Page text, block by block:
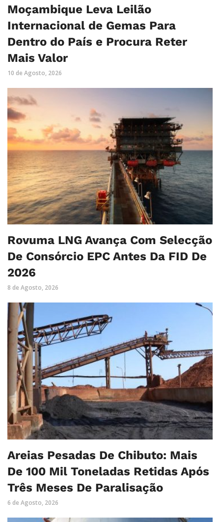
Moçambique Leva Leilão
Internacional de Gemas Para
Dentro do País e Procura Reter
Mais Valor
10 de Agosto, 2026
Rovuma LNG Avança Com Selecção
De Consórcio EPC Antes Da FID De
2026
8 de Agosto, 2026
Areias Pesadas De Chibuto: Mais
De 100 Mil Toneladas Retidas Após
Três Meses De Paralisação
6 de Agosto, 2026